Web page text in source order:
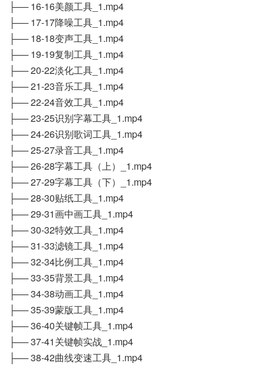
├── 16-16美颜工具_1.mp4
├── 17-17降噪工具_1.mp4
├── 18-18变声工具_1.mp4
├── 19-19复制工具_1.mp4
├── 20-22淡化工具_1.mp4
├── 21-23音乐工具_1.mp4
├── 22-24音效工具_1.mp4
├── 23-25识别字幕工具_1.mp4
├── 24-26识别歌词工具_1.mp4
├── 25-27录音工具_1.mp4
├── 26-28字幕工具（上）_1.mp4
├── 27-29字幕工具（下）_1.mp4
├── 28-30贴纸工具_1.mp4
├── 29-31画中画工具_1.mp4
├── 30-32特效工具_1.mp4
├── 31-33滤镜工具_1.mp4
├── 32-34比例工具_1.mp4
├── 33-35背景工具_1.mp4
├── 34-38动画工具_1.mp4
├── 35-39蒙版工具_1.mp4
├── 36-40关键帧工具_1.mp4
├── 37-41关键帧实战_1.mp4
├── 38-42曲线变速工具_1.mp4